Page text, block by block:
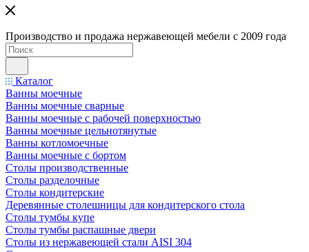
Производство и продажа нержавеющей мебели с 2009 года
Каталог
Ванны моечные
Ванны моечные сварные
Ванны моечные с рабочей поверхностью
Ванны моечные цельнотянутые
Ванны котломоечные
Ванны моечные с бортом
Столы производственные
Столы разделочные
Столы кондитерские
Деревянные столешницы для кондитерского стола
Столы тумбы купе
Столы тумбы распашные двери
Столы из нержавеющей стали AISI 304